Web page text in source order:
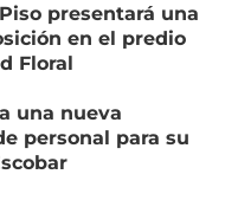
presentará una
en el predio
Floral
una nueva
personal para su